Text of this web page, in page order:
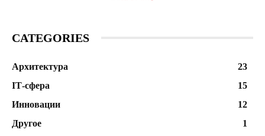
CATEGORIES
Архитектура
23
ІТ-сфера
15
Инновации
12
Другое
1